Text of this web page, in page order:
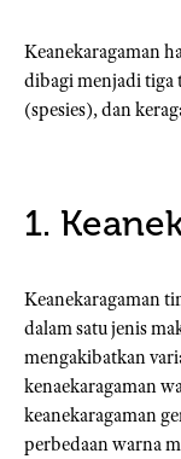
Keanekaragaman
dibagi menjadi tiga
(spesies), dan
1.
Keanekaragaman
dalam satu jenis
mengakibatkan
kenaekaragaman
keanekaragaman
perbedaan warna